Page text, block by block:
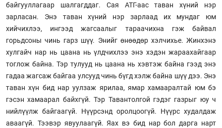
байгууллагаар шалгагддаг. Сая АТГ-аас таван хүний нэр
зарласан. Энэ таван хүний нэр зарлаад их мундаг юм
хийчихлээ, ингээд жагсаалыг тараачихна гэж байвал
горьдсоны чинь гарз шүү. Энийг өнөөдөр хэлчихье. Жинхэнэ
хулгайч нар нь цаана нь үлдчихлээ энэ хэдэн жараахайгаар
тоглож байна. Тэр тулууд нь цаана нь хэвтэж байна гээд энэ
гадаа жагсаж байгаа улсууд чинь бүгд хэлж байна шүү дээ. Энэ
таван хүн бид нар уулзаж ярилаа, ямар хамааралтай юм бэ
гэсэн хамаарал байхгүй. Тэр Тавантолгой гэдэг газрыг юу ч
нийлүүлж байгаагүй. Нүүрсэнд оролцоогүй. Нүүрс худалдаж
аваагүй. Тээвэр явуулаагүй. Яах вэ бид нар бол дарга нарт